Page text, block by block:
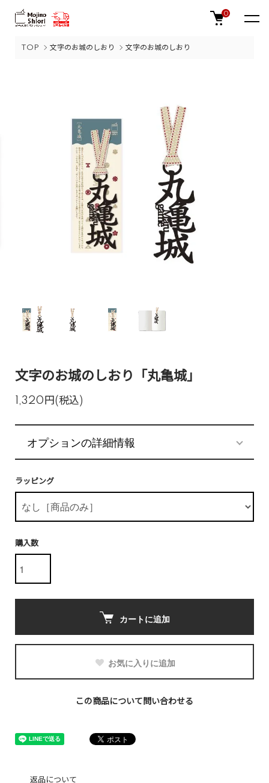
0
TOP 文字のお城のしおり 文字のお城のしおり
文字のお城のしおり「丸亀城」
1,320円(税込)
オプションの詳細情報
ラッピング
購入数
カートに追加
お気に入りに追加
この商品について問い合わせる
返品について